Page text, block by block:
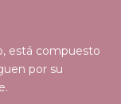
está compuesto
por su